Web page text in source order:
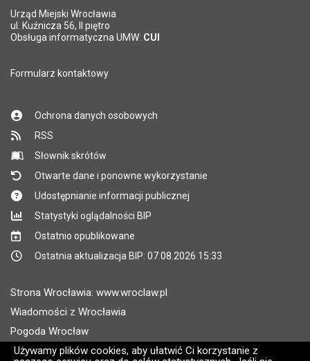
Używamy plików cookies, aby ułatwić Ci korzystanie z
Urząd Miejski Wrocławia
ul. Kuźnicza 56, II piętro
Obsługa informatyczna UMW: CUI
Formularz kontaktowy
Ochrona danych osobowych
RSS
Słownik skrótów
Otwarte dane i ponowne wykorzystanie
Udostępnianie informacji publicznej
Statystyki oglądalności BIP
Ostatnio opublikowane
Ostatnia aktualizacja BIP: 07.08.2026 15:33
Strona Wrocławia: www.wroclaw.pl
Wiadomości z Wrocławia
Pogoda Wrocław
Rozkłady jazdy MPK Wrocław